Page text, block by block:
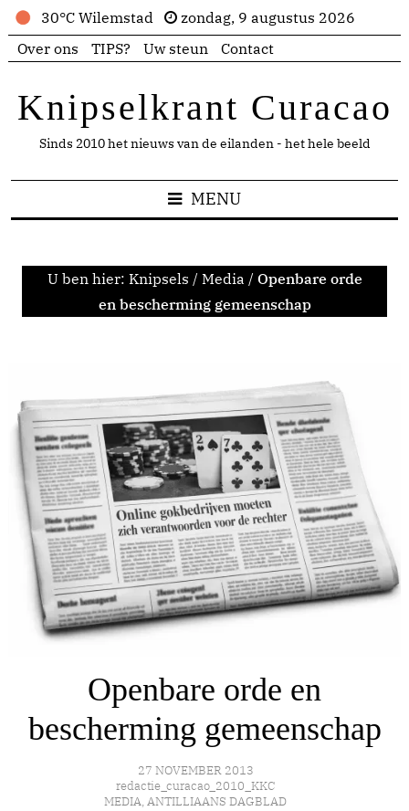
30°C Wilemstad
zondag, 9 augustus 2026
Over ons
TIPS? Uw steun Contact
Knipselkrant Curacao
Sinds 2010 het nieuws van de eilanden - het hele beeld
MENU
U ben hier: Knipsels / Media / Openbare orde
en bescherming gemeenschap
Openbare orde en
bescherming gemeenschap
27 NOVEMBER 2013
redactie_curacao_2010_KKC
MEDIA, ANTILLIAANS DAGBLAD